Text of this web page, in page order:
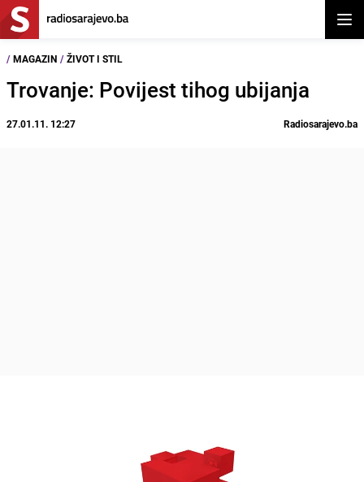
/ MAGAZIN / ŽIVOT I STIL
Trovanje: Povijest tihog ubijanja
27.01.11. 12:27 Radiosarajevo.ba